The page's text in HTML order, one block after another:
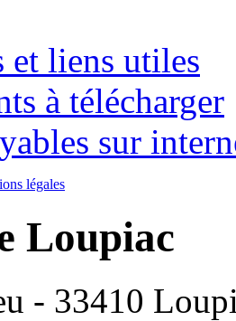
et liens utiles
à télécharger
sur
légales
Loupiac
- 33410